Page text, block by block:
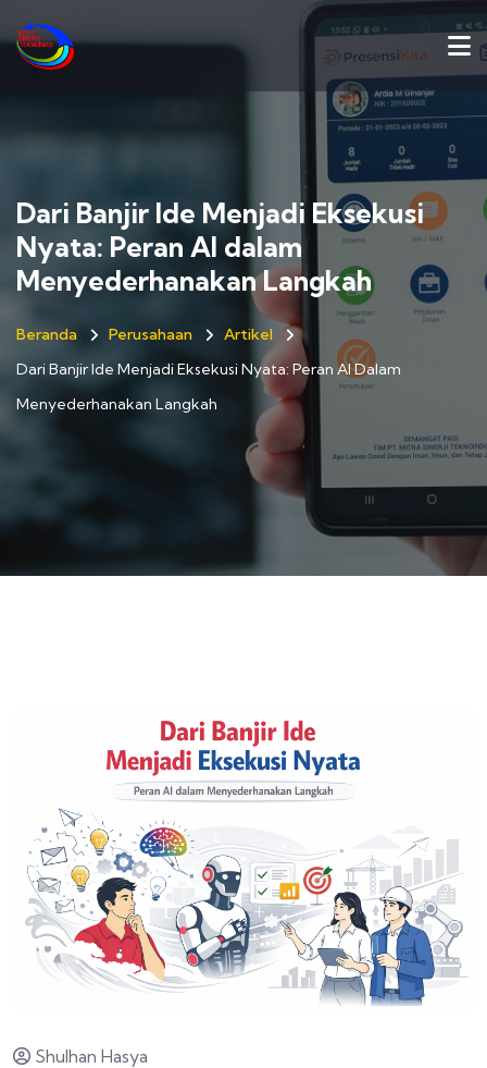
Dari Banjir Ide Menjadi Eksekusi
Nyata: Peran AI dalam
Menyederhanakan Langkah
Beranda Perusahaan
Artikel
Dari Banjir Ide Menjadi Eksekusi Nyata: Peran AI Dalam
Menyederhanakan Langkah
Shulhan Hasya